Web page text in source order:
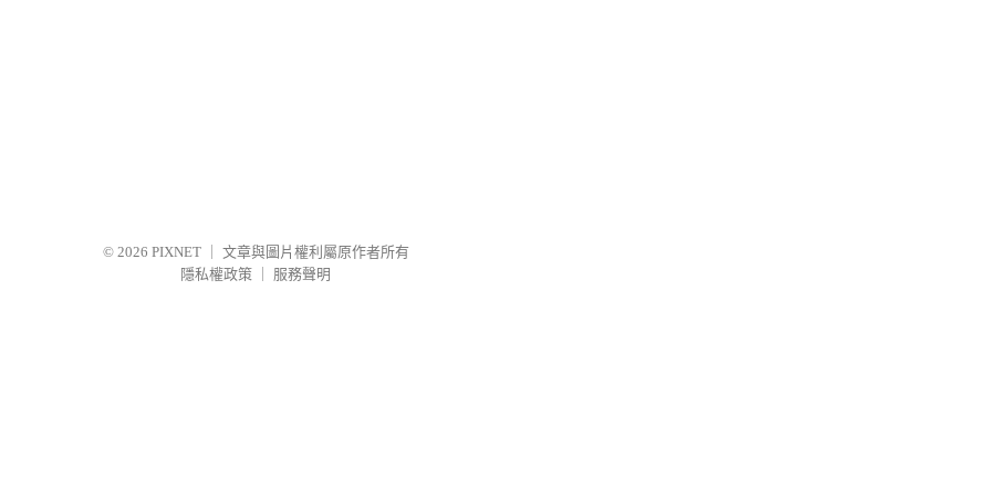
© 2026 PIXNET
文章與圖片權利屬原作者所有
隱私權政策
服務聲明